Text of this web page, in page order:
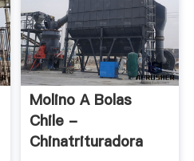
Molino A Bolas
Chile -
Chinatrituradora